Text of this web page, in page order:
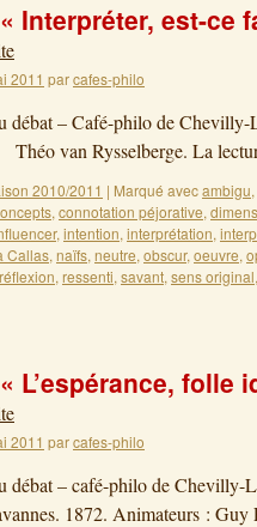
Interpréter, est-ce
2011 parcafes-philo
du débat – Café-philo
Rysselberge. La
2010/2011 | Marqué avecambigu,
, connotation péjorative,
, intention, interprétation,
Callas, naïfs, neutre, obscur, oeuvre,
réflexion, ressenti, savant, sens original,
L’espérance, folle
2011 parcafes-philo
débat – café-philo de Chevilly-
1872. Animateurs :